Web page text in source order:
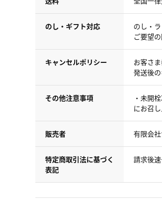
のし・ギフト対応
のし・
ご要望
キャンセルポリシー
お客さ
発送後
その他注意事項
・未開
にお召し
販売者 有限会
特定商取引法に基づく
表記
請求後速